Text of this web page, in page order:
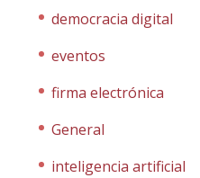
democracia digital
eventos
firma electrónica
General
inteligencia artificial